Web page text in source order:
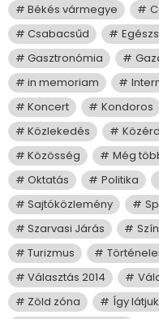
Békés vármegye
Csabacsűd
Gasztronómia
in memoriam
Koncert
Kondoros
Közlekedés
Közösség
Még
Oktatás
Politika
Sajtóközlemény
Szarvasi Járás
Turizmus
Választás 2014
Zöld zóna
Így